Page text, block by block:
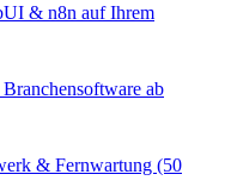
& n8n auf Ihrem
ab
& Fernwartung (50